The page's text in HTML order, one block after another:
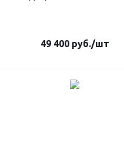
49 400руб./шт